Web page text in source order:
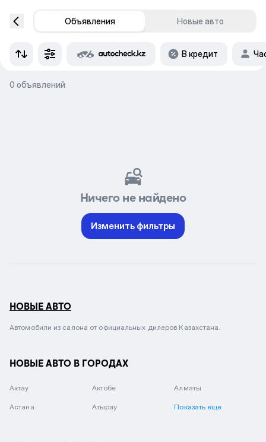
Объявления Новые авто
В кредит
0 объявлений
Ничего не найдено
Изменить фильтры
НОВЫЕ АВТО
Автомобили из салона от официальных дилеров Казахстана.
НОВЫЕ АВТО В ГОРОДАХ
Актау Актобе Алматы
Астана Атырау Показать еще